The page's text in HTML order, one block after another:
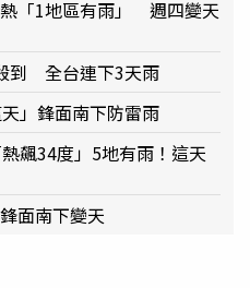
「1地區有雨」 週四變天
到 全台連下3天雨
」鋒面南下防雷雨
飆34度」5地有雨！這天
面南下變天